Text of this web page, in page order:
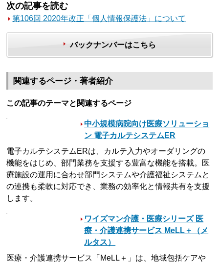
次の記事を読む
第106回 2020年改正「個人情報保護法」について
バックナンバーはこちら
関連するページ・著者紹介
この記事のテーマと関連するページ
中小規模病院向け医療ソリューショ
ン 電子カルテシステムER
電子カルテシステムERは、カルテ入力やオーダリングの
機能をはじめ、部門業務を支援する豊富な機能を搭載。医
療施設の運用に合わせ部門システムや介護福祉システムと
の連携も柔軟に対応でき、業務の効率化と情報共有を支援
します。
ワイズマン介護・医療シリーズ 医
療・介護連携サービス MeLL＋（メ
ルタス）
医療・介護連携サービス「MeLL＋」は、地域包括ケアや